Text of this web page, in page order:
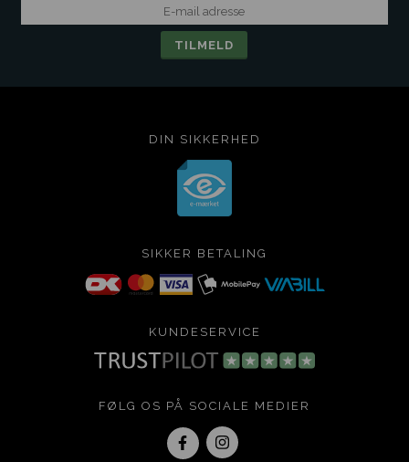
DIN SIKKERHED
SIKKER BETALING
KUNDESERVICE
FØLG OS PÅ SOCIALE MEDIER